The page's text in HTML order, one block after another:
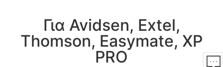
Για Avidsen, Extel,
Thomson, Easymate, XP
PRO